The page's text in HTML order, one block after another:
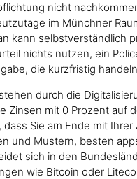
nicht
im Münchner
kann
nichts nutzen, ein
die kurzfristig
durch die
Zinsen mit 0 Prozent auf
Sie am Ende mit
und Mustern, besten
sich in den
wie Bitcoin oder